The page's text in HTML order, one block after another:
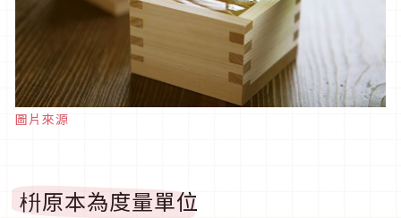
圖片來源
枡原本為度量單位